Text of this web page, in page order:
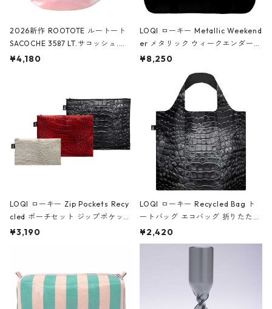
2026新作 ROOTOTE ルートート
SACOCHE 3587 LT.サコッシュ.ル
ミエ-B ショルダーバッグ グロスピ
¥4,180
LOQI ローキー Metallic Weekend
er メタリック ウィークエンダー
ボストンバッグ ショルダーバッグ
Black ジャン=ミッシェル・バスキ
ア/クラウン ブラック
¥8,250
LOQI ローキー Zip Pockets Recy
cled ポーチセット ジップポケット
ファスナーポーチ 撥水加工 トラベ
ーガンディー、オフホワイト
¥3,190
LOQI ローキー Recycled Bag ト
ートバッグ エコバッグ 折りたたみ
大きめ 撥水加工 収納ポーチ CRO
CODILE/Black クロコダイル/ブラ
¥2,420